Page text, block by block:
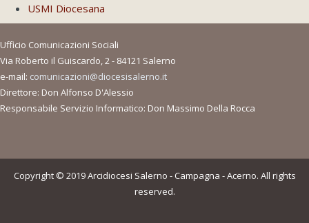
USMI Diocesana
Ufficio Comunicazioni Sociali
Via Roberto il Guiscardo, 2 - 84121 Salerno
e-mail: comunicazioni@diocesisalerno.it
Direttore: Don Alfonso D'Alessio
Responsabile Servizio Informatico: Don Massimo Della Rocca
Copyright © 2019 Arcidiocesi Salerno - Campagna - Acerno. All rights
reserved.